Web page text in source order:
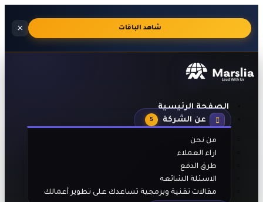
🔥
احترافية
بالجنيه
مع
تفعيل
الدفع
شاهد الباقات ×
الصفحة الرئيسية
عن الشركة
5
من نحن
اراء العملاء
طرق الدفع
الاسئلة الشائعه
مقالات تقنية وبرمجية تساعدك على تطوير أعمالك